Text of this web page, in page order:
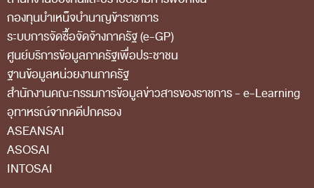
เอกสารที่เกี่ยวข้อง
ตราสัญลักษณ์ สตง.
ผลการตรวจสอบ
ผลการตรวจสอบที่สำคัญ
สถิติการตรวจสอบรายงานการเงิน
ข้อมูลสาธารณะ
ข่าวสารการจัดซื้อจัดจ้างของ สตง.
กองทุนบำเหน็จบำนาญข้าราชการ
ระบบการจัดซื้อจัดจ้างภาครัฐ (e-GP)
ศูนย์บริการข้อมูลภาครัฐเพื่อประชาชน
ฐานข้อมูลหน่วยงานภาครัฐ
สํานักงานคณะกรรมการข้อมูลข่าวสารของราชการ - e-Learning
อุทาหรณ์จากคดีปกครอง
ASEANSAI
ASOSAI
INTOSAI